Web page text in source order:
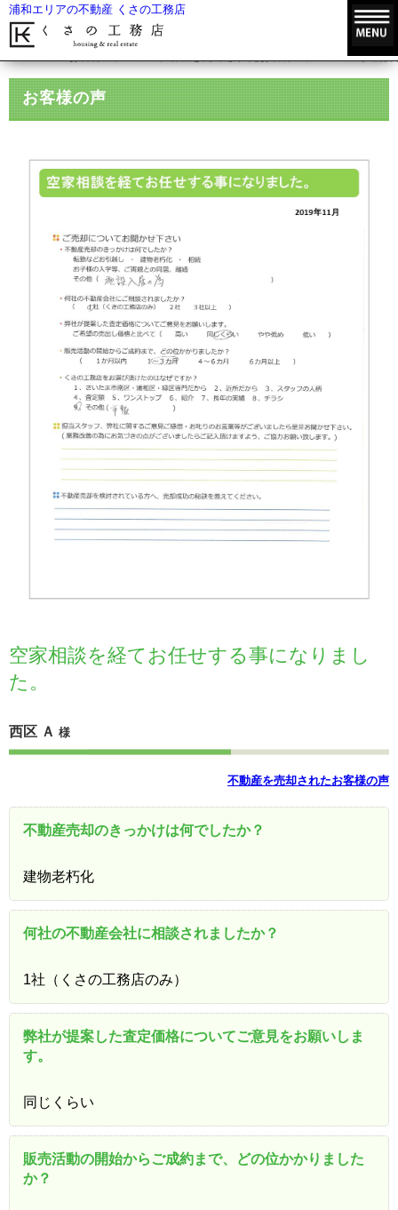
浦和エリアの不動産 くさの工務店
空家相談
お客様の声
空家相談を経てお任せする事になりまし
た。
西区 Ａ 様
不動産を売却されたお客様の声
不動産売却のきっかけは何でしたか？
建物老朽化
何社の不動産会社に相談されましたか？
1社（くさの工務店のみ）
弊社が提案した査定価格についてご意見をお願いしま
す。
同じくらい
販売活動の開始からご成約まで、どの位かかりました
か？